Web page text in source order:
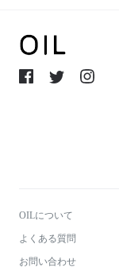
OILについて
よくある質問
お問い合わせ